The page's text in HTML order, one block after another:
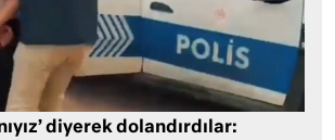
diyerek dolandırdılar: